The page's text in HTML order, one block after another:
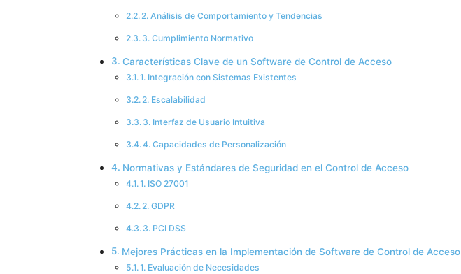
2. Análisis de Comportamiento y Tendencias
3. Cumplimiento Normativo
Características Clave de un Software de Control de Acceso
1. Integración con Sistemas Existentes
2. Escalabilidad
3. Interfaz de Usuario Intuitiva
4. Capacidades de Personalización
Normativas y Estándares de Seguridad en el Control de Acceso
1. ISO 27001
2. GDPR
3. PCI DSS
Mejores Prácticas en la Implementación de Software de Control de Acceso
1. Evaluación de Necesidades